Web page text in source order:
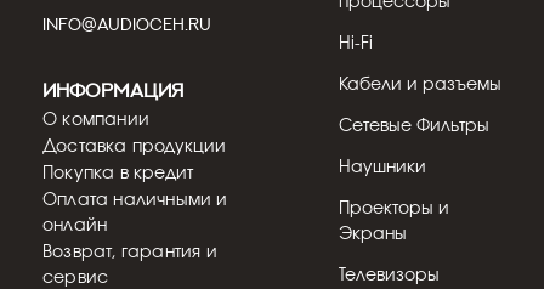
INFO@AUDIOCEH.RU
Hi-Fi
Кабели и разъемы
Сетевые Фильтры
Наушники
Проекторы и
Экраны
Телевизоры
Информация
О компании
Доставка продукции
Покупка в кредит
Оплата наличными и
онлайн
Возврат, гарантия и
сервис